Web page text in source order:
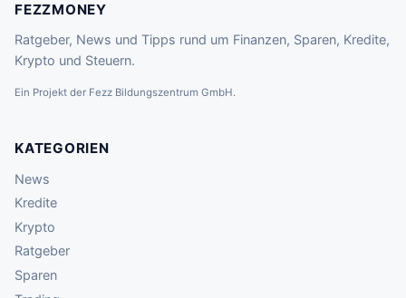
FEZZMONEY
Ratgeber, News und Tipps rund um Finanzen, Sparen, Kredite,
Krypto und Steuern.
Ein Projekt der Fezz Bildungszentrum GmbH.
KATEGORIEN
News
Kredite
Krypto
Ratgeber
Sparen